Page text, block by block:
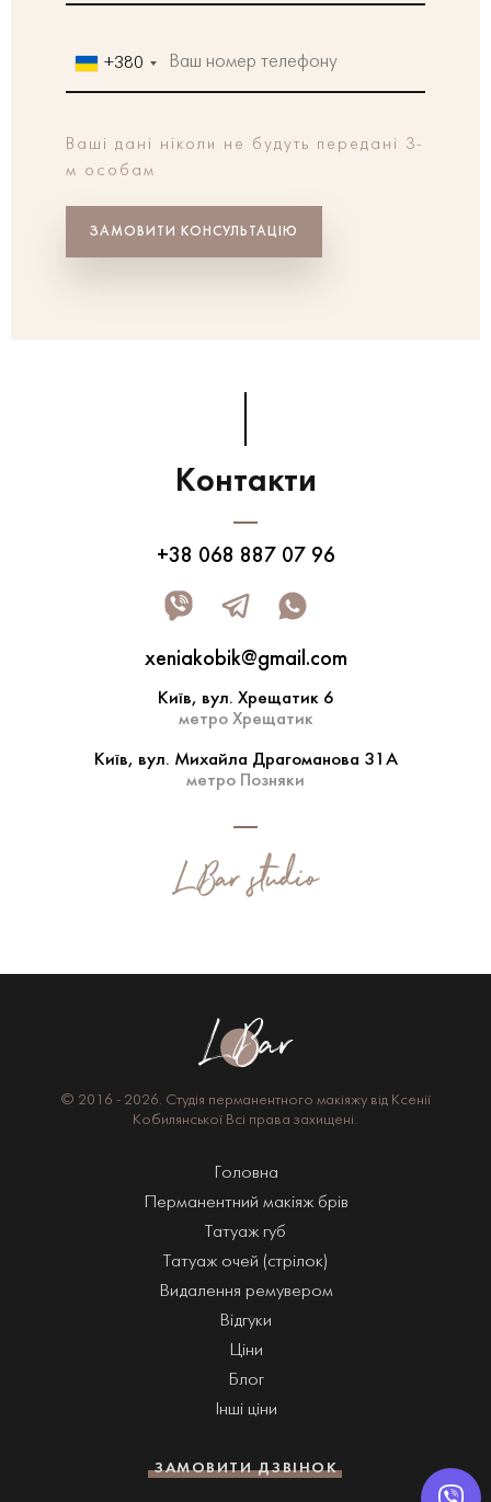
+380
Ваші дані ніколи не будуть передані 3-
м особам
ЗАМОВИТИ КОНСУЛЬТАЦІЮ
Контакти
+38 068 887 07 96
xeniakobik@gmail.com
Київ, вул. Хрещатик 6
метро Хрещатик
Київ, вул. Михайла Драгоманова 31А
метро Позняки
© 2016 - 2026. Студія перманентного макіяжу від Ксенії
Кобилянської Всі права захищені.
Головна
Перманентний макіяж брів
Татуаж губ
Татуаж очей (стрілок)
Видалення ремувером
Відгуки
Ціни
Блог
Інші ціни
ЗАМОВИТИ ДЗВІНОК